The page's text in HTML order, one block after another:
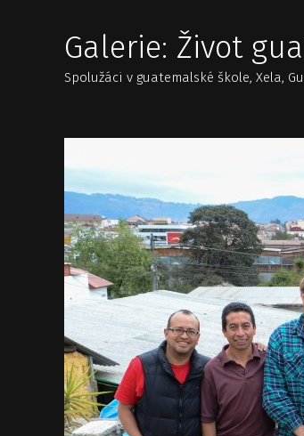
Galerie: Život
Spolužáci v guatemalské škole, Xela,